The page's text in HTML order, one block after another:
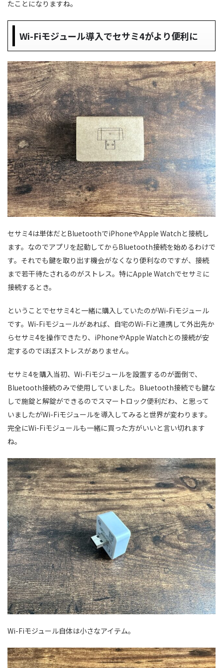
たことになりますね。
Wi-Fiモジュール導入でセサミ4がより便利に
セサミ4は単体だとBluetoothでiPhoneやApple Watchと接続し
ます。なのでアプリを起動してからBluetooth接続を始めるわけで
す。それでも鍵を取り出す機会がなくなり便利なのですが、接続
まで若干待たされるのがストレス。特にApple Watchでセサミに
接続するとき。
ということでセサミ4と一緒に購入していたのがWi-Fiモジュール
です。Wi-Fiモジュールがあれば、自宅のWi-Fiと連携して外出先か
らセサミ4を操作できたり、iPhoneやApple Watchとの接続が安
定するのでほぼストレスがありません。
セサミ4を購入当初、Wi-Fiモジュールを設置するのが面倒で、
Bluetooth接続のみで使用していました。Bluetooth接続でも鍵な
しで施錠と解錠ができるのでスマートロック便利だわ、と思って
いましたがWi-Fiモジュールを導入してみると世界が変わります。
完全にWi-Fiモジュールも一緒に買った方がいいと言い切れます
ね。
Wi-Fiモジュール自体は小さなアイテム。